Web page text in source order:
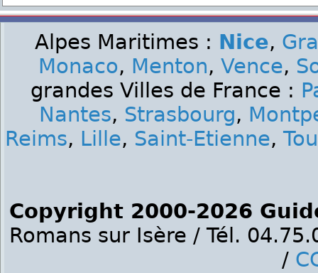
Alpes Maritimes : Nice,
Monaco, Menton, Vence,
grandes Villes de France :
Nantes, Strasbourg,
Reims, Lille, Saint-Etienne,
Copyright 2000-2026
Romans sur Isère / Tél.
/